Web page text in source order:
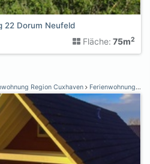
22 Dorum Neufeld
Fläche: 75m2
Region Cuxhaven Ferienwohnung Otterndorf